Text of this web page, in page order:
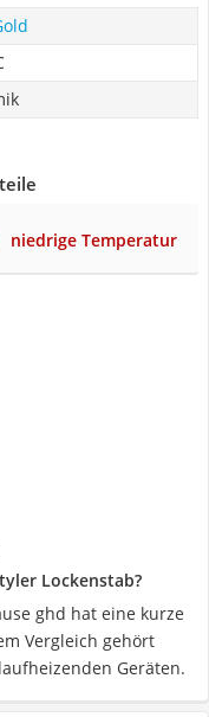
niedrige Temperatur
Lockenstab?
ghd hat eine kurze
Vergleich gehört
Geräten.